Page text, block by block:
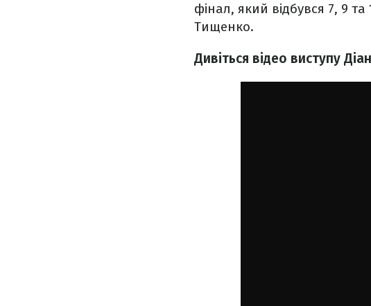
фінал, який відбувся 7, 9
Тищенко.
Дивіться відео виступу